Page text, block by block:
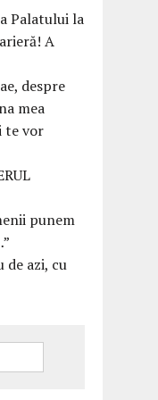
Palatului la
A
despre
mea
te vor
punem
de azi, cu